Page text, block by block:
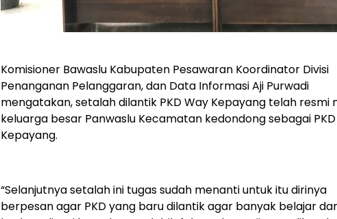
Komisioner Bawaslu Kabupaten Pesawaran Koordinator Divisi
Penanganan Pelanggaran, dan Data Informasi Aji Purwadi
mengatakan, setalah dilantik PKD Way Kepayang telah resmi
keluarga besar Panwaslu Kecamatan kedondong sebagai
Kepayang.
“Selanjutnya setalah ini tugas sudah menanti untuk itu dirinya
berpesan agar PKD yang baru dilantik agar banyak belajar